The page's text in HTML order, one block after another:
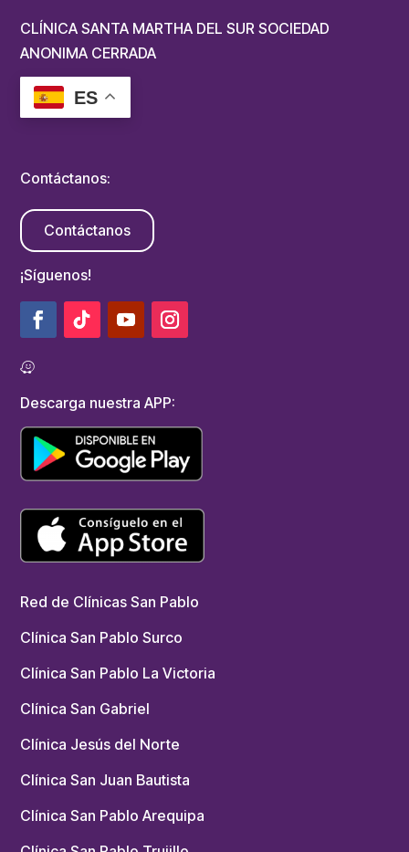
CLÍNICA SANTA MARTHA DEL SUR SOCIEDAD
ANONIMA CERRADA
ES
Contáctanos:
Contáctanos
¡Síguenos!
Descarga nuestra APP:
Red de Clínicas San Pablo
Clínica San Pablo Surco
Clínica San Pablo La Victoria
Clínica San Gabriel
Clínica Jesús del Norte
Clínica San Juan Bautista
Clínica San Pablo Arequipa